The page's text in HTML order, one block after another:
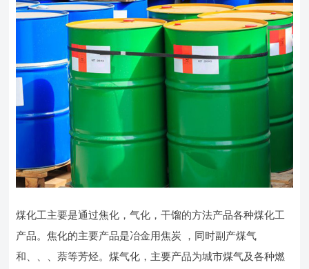
煤化工主要是通过焦化，气化，干馏的方法产品各种煤化工
产品。焦化的主要产品是冶金用焦炭 ，同时副产煤气
和、、、萘等芳烃。煤气化，主要产品为城市煤气及各种燃